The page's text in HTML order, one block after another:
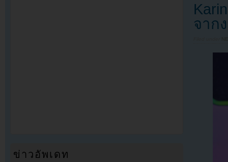
จาก
ข่าวอัพเดท